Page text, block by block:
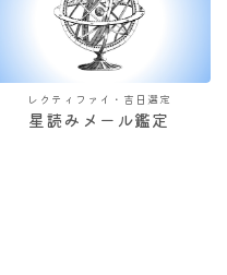
レクティファイ・吉日選定
星読みメール鑑定